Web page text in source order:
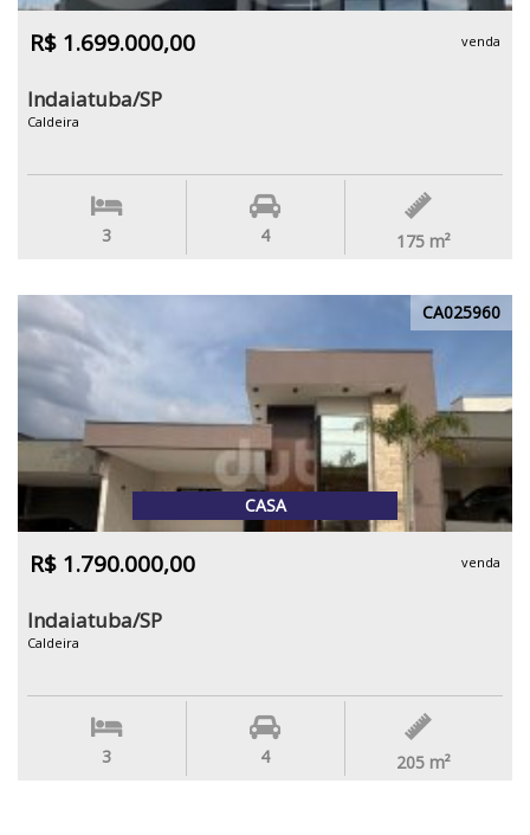
R$ 1.699.000,00 venda
Indaiatuba/SP
Caldeira
3 4 175 m²
CA025960
CASA
R$ 1.790.000,00 venda
Indaiatuba/SP
Caldeira
3 4 205 m²